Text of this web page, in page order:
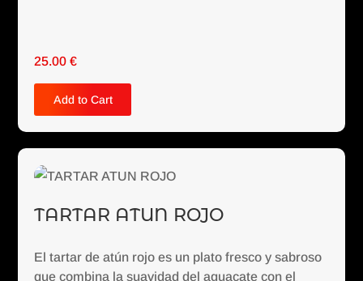
25.00€
Add to Cart
TARTAR ATUN ROJO
El tartar de atún rojo es un plato fresco y sabroso
que combina la suavidad del aguacate con el